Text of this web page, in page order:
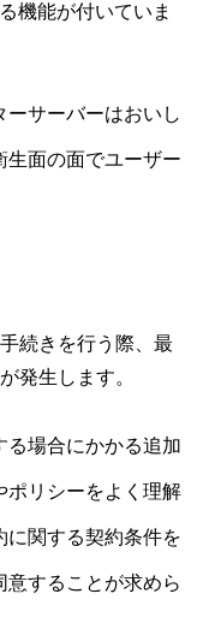
機能が付いていま
ーサーバーはおいし
生面の面でユーザー
続きを行う際、最
発生します。
る場合にかかる追加
ポリシーをよく理解
に関する契約条件を
することが求めら